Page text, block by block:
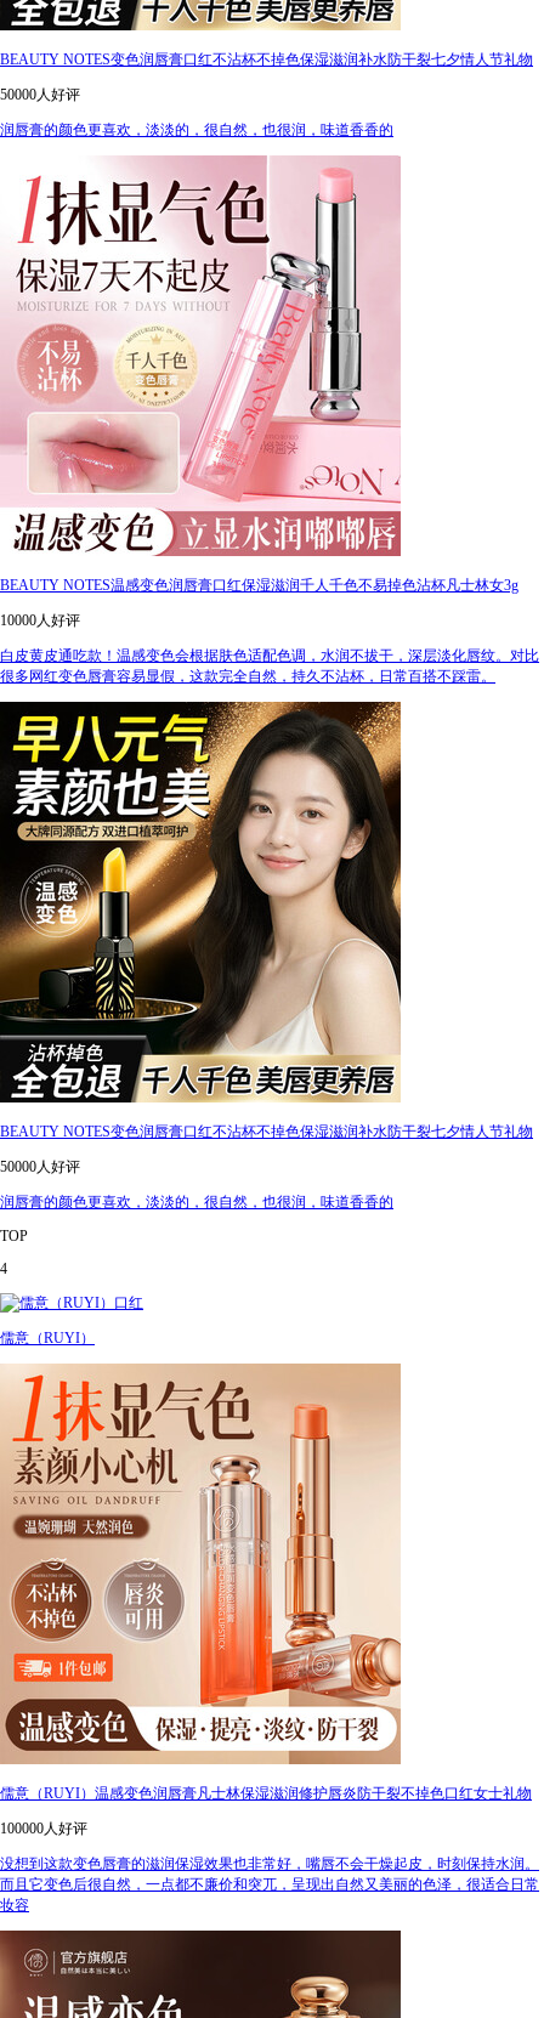
BEAUTY NOTES变色润唇膏口红不沾杯不掉色保湿滋润补水防干裂七夕情人节礼物
50000人好评
润唇膏的颜色更喜欢，淡淡的，很自然，也很润，味道香香的
BEAUTY NOTES温感变色润唇膏口红保湿滋润千人千色不易掉色沾杯凡士林女3g
10000人好评
白皮黄皮通吃款！温感变色会根据肤色适配色调，水润不拔干，深层淡化唇纹。对比
很多网红变色唇膏容易显假，这款完全自然，持久不沾杯，日常百搭不踩雷。
BEAUTY NOTES变色润唇膏口红不沾杯不掉色保湿滋润补水防干裂七夕情人节礼物
50000人好评
润唇膏的颜色更喜欢，淡淡的，很自然，也很润，味道香香的
TOP
4
儒意（RUYI）
儒意（RUYI）温感变色润唇膏凡士林保湿滋润修护唇炎防干裂不掉色口红女士礼物
100000人好评
没想到这款变色唇膏的滋润保湿效果也非常好，嘴唇不会干燥起皮，时刻保持水润。
而且它变色后很自然，一点都不廉价和突兀，呈现出自然又美丽的色泽，很适合日常
妆容